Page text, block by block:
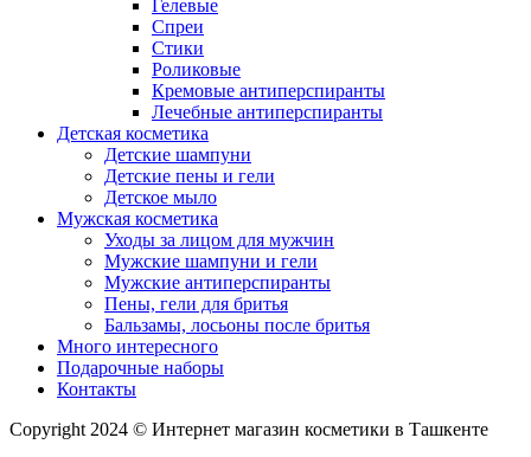
Гелевые
Спреи
Стики
Роликовые
Кремовые антиперспиранты
Лечебные антиперспиранты
Детская косметика
Детские шампуни
Детские пены и гели
Детское мыло
Мужская косметика
Уходы за лицом для мужчин
Мужские шампуни и гели
Мужские антиперспиранты
Пены, гели для бритья
Бальзамы, лосьоны после бритья
Много интересного
Подарочные наборы
Контакты
Copyright 2024 © Интернет магазин косметики в Ташкенте